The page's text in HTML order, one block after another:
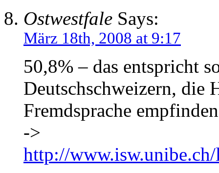
Ostwestfale Says:
März 18th, 2008 at 9:17
50,8% – das entspricht
Deutschschweizern, die
Fremdsprache
->
http://